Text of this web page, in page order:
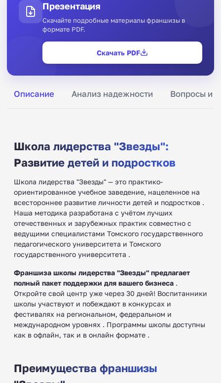
Описание Анализ надежности Вопросы и
Школа лидерства "Звезды":
Развитие детей и подростков
Школа лидерства "Звезды" — это практико-
ориентированное учебное заведение, нацеленное на
всестороннее развитие личности детей и подростков ‍.
Наша методика разработана с учётом лучших
отечественных и зарубежных практик совместно с
ведущими специалистами Томского государственного
педагогического университета и Томского
государственного университета .
Франшиза школы лидерства "Звезды" предлагает
полный пакет поддержки для вашего бизнеса .
Откройте свой центр уже через 30 дней! Воспитанники
школы участвуют и побеждают в конкурсах и
фестивалях на региональном, федеральном и
международном уровнях . Программы школы доступны
как в офлайн, так и в онлайн формате .
Преимущества франшизы
Презентация
Скачайте подробные материалы франшизы в
формате PDF.
Скачать PDF